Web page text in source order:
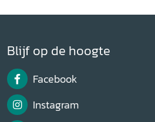
Blijf op de hoogte
Facebook
Instagram